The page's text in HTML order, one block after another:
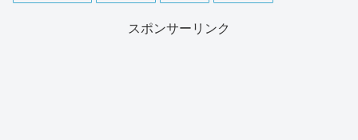
スポンサーリンク